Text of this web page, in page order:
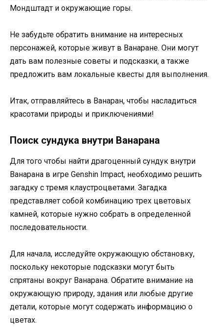
Мондштадт и окружающие горы.
Не забудьте обратить внимание на интересных
персонажей, которые живут в Ванаране. Они могут
дать вам полезные советы и подсказки, а также
предложить вам локальные квесты для выполнения.
Итак, отправляйтесь в Ванаран, чтобы насладиться
красотами природы и приключениями!
Поиск сундука внутри Ванарана
Для того чтобы найти драгоценный сундук внутри
Ванарана в игре Genshin Impact, необходимо решить
загадку с тремя клаустроцветами. Загадка
представляет собой комбинацию трех цветовых
камней, которые нужно собрать в определенной
последовательности.
Для начала, исследуйте окружающую обстановку,
поскольку некоторые подсказки могут быть
спрятаны вокруг Ванарана. Обратите внимание на
окружающую природу, здания или любые другие
детали, которые могут содержать информацию о
цветах.